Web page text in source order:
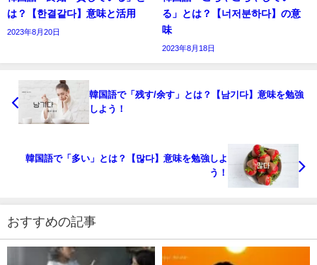
は？【한결같다】意味と活用
2023年8月20日
る」とは？【너저분하다】の意
味
2023年8月18日
韓国語で「残す/余す」とは？【남기다】意味を勉強
しよう！
韓国語で「多い」とは？【많다】意味を勉強しよ
う！
おすすめの記事